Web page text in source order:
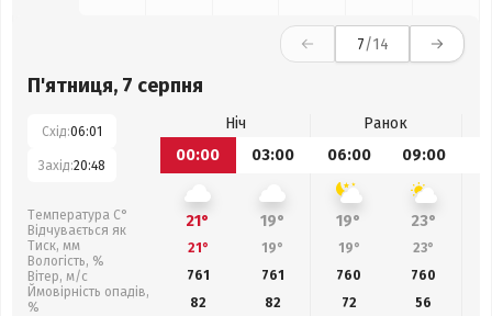
7/14
П'ятниця, 7 серпня
Схід:06:01
Захід:20:48
Температура С°
Відчувається як
Тиск, мм
Вологість, %
Вітер, м/с
Ймовірність опадів,
%
Ніч
Ранок
00:00
03:00 06:00 09:00
21° 19° 19° 23°
21° 19° 19° 23°
761
761 760 760
82
82 72 56